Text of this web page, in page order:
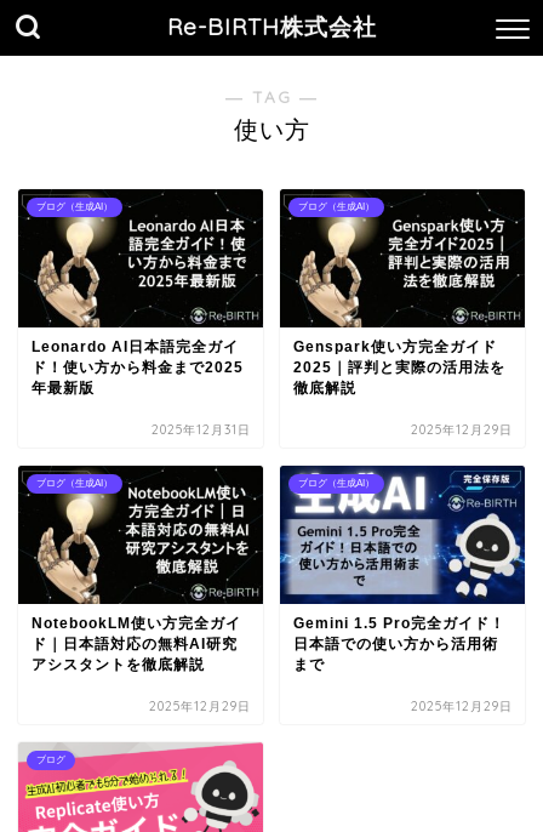
Re-BIRTH株式会社
― TAG ―
使い方
ブログ（生成AI）
Leonardo AI日本語完全ガイ
ド！使い方から料金まで2025
年最新版
2025年12月31日
ブログ（生成AI）
Genspark使い方完全ガイド
2025｜評判と実際の活用法を
徹底解説
2025年12月29日
ブログ（生成AI）
NotebookLM使い方完全ガイ
ド｜日本語対応の無料AI研究
アシスタントを徹底解説
2025年12月29日
ブログ（生成AI）
Gemini 1.5 Pro完全ガイド！
日本語での使い方から活用術
まで
2025年12月29日
ブログ